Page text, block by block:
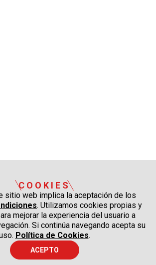
COOKIES
sitio web implica la aceptación de los
. Utilizamos cookies propias y
mejorar la experiencia del usuario a
Si continúa navegando acepta su
Política de Cookies.
ACEPTO